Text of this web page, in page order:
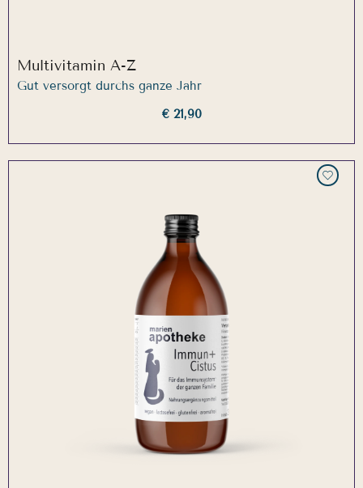
Multivitamin A-Z
Gut versorgt durchs ganze Jahr
€ 21,90